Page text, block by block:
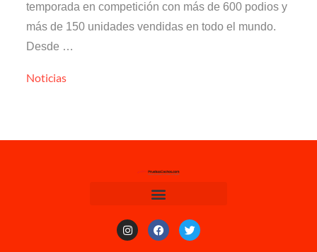
temporada en competición con más de 600 podios y
más de 150 unidades vendidas en todo el mundo.
Desde …
Noticias